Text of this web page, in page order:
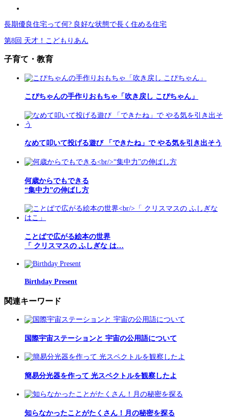
長期優良住宅って何? 良好な状態で長く住める住宅
第8回 天才！こどもりあん
子育て・教育
こぴちゃんの手作りおもちゃ「吹き戻し こぴちゃん」
なめて叩いて投げる遊び 「できたね」で やる気を引き出そう
何歳からでもできる
“集中力”の伸ばし方
ことばで広がる絵本の世界
「 クリスマスの ふしぎな は…
Birthday Present
関連キーワード
国際宇宙ステーションと 宇宙の公用語について
簡易分光器を作って 光スペクトルを観察したよ
知らなかったことがたくさん！月の秘密を探る